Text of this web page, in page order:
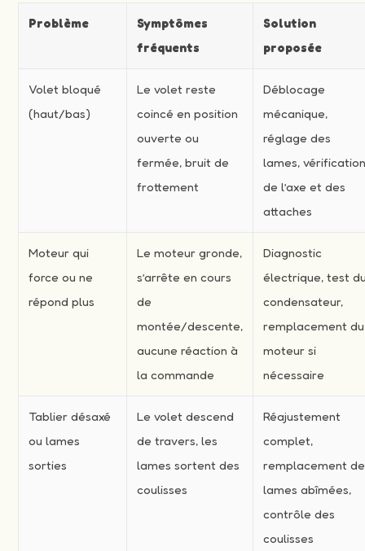
Problème
Symptômes
fréquents
Solution
proposée
Volet bloqué
(haut/bas)
Le volet reste
coincé en position
ouverte ou
fermée, bruit de
frottement
Déblocage
mécanique,
réglage des
lames,
de l’axe et des
attaches
Moteur qui
force ou ne
répond plus
Le moteur gronde,
s’arrête en cours
de
montée/descente,
aucune réaction à
la commande
Diagnostic
électrique, test
condensateur,
remplacement du
moteur si
nécessaire
Tablier désaxé
ou lames
sorties
Le volet descend
de travers, les
lames sortent des
coulisses
Réajustement
complet,
remplacement de
lames abîmées,
contrôle des
coulisses